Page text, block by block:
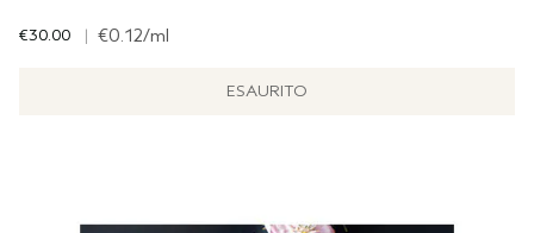
€30.00 | €0.12/ml
ESAURITO